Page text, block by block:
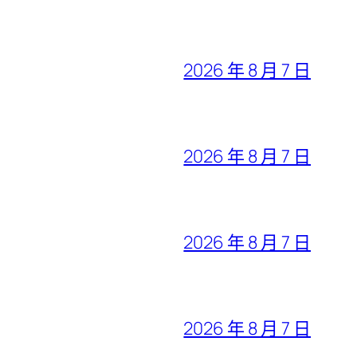
2026 年 8 月 7 日
2026 年 8 月 7 日
2026 年 8 月 7 日
2026 年 8 月 7 日